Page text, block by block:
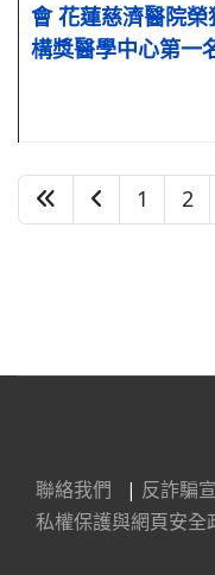
會 花蓮慈濟醫院
構獎醫學中心第一
1 2
聯絡我們 | 反詐騙
私權保護與網頁安全